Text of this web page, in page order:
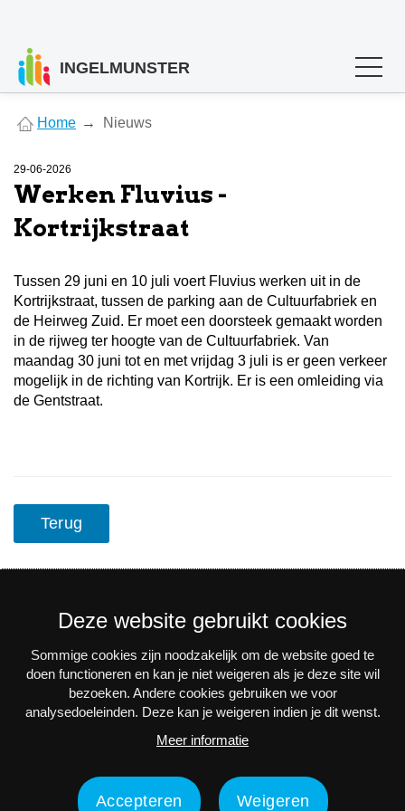
INGELMUNSTER
are
Home Nieuws
29-06-2026
Werken Fluvius -
Kortrijkstraat
Tussen 29 juni en 10 juli voert Fluvius werken uit in de
Kortrijkstraat, tussen de parking aan de Cultuurfabriek en
de Heirweg Zuid. Er moet een doorsteek gemaakt worden
in de rijweg ter hoogte van de Cultuurfabriek. Van
maandag 30 juni tot en met vrijdag 3 juli is er geen verkeer
mogelijk in de richting van Kortrijk. Er is een omleiding via
de Gentstraat.
Terug
Nieuwsbrief
Via e-mail op de hoogte blijven van alle nieuws en
activiteiten? Schrijf je in voor onze interessante
nieuwsbrieven!
Nu inschrijven
Deze website gebruikt cookies
Sommige cookies zijn noodzakelijk om de website goed te
doen functioneren en kan je niet weigeren als je deze site wil
bezoeken. Andere cookies gebruiken we voor
analysedoeleinden. Deze kan je weigeren indien je dit wenst.
Meer informatie
Accepteren Weigeren